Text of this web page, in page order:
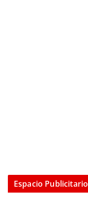
Espacio Publicitario